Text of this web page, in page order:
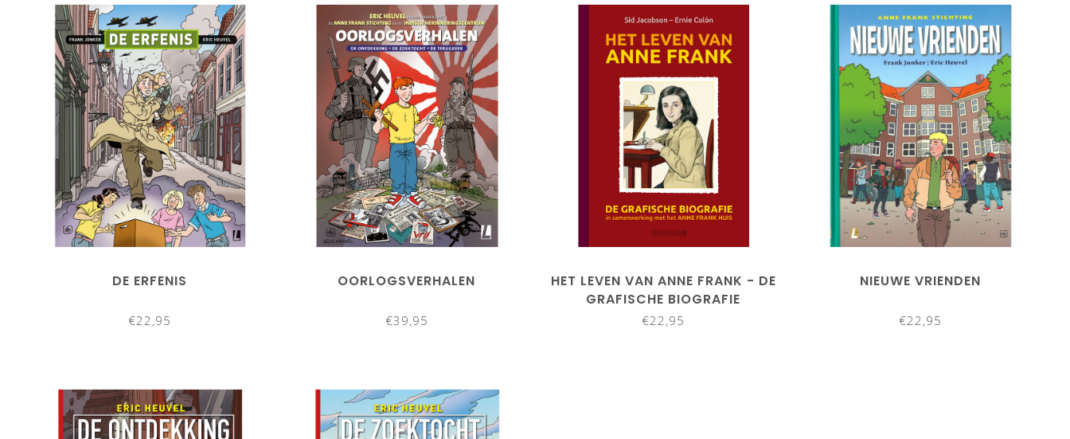
DE ERFENIS
€22,95
OORLOGSVERHALEN
€39,95
HET LEVEN VAN ANNE FRANK - DE
GRAFISCHE BIOGRAFIE
€22,95
NIEUWE VRIENDEN
€22,95